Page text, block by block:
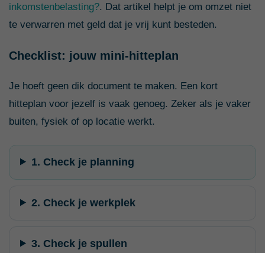
inkomstenbelasting?. Dat artikel helpt je om omzet niet
te verwarren met geld dat je vrij kunt besteden.
Checklist: jouw mini-hitteplan
Je hoeft geen dik document te maken. Een kort
hitteplan voor jezelf is vaak genoeg. Zeker als je vaker
buiten, fysiek of op locatie werkt.
1. Check je planning
2. Check je werkplek
3. Check je spullen